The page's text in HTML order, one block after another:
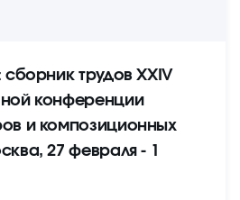
трудов XXIV
конференции
и композиционных
27 февраля - 1